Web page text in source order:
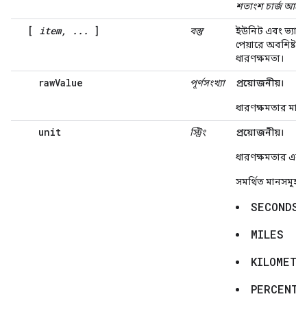
শতাংশ চার্জ আছে।
[ item, ... ] বস্তু
ইউনিট এবং ভ্যালু
পেয়ারে অবশিষ্ট
ধারণক্ষমতা।
rawValue পূর্ণসংখ্যা প্রয়োজনীয়।
ধারণক্ষমতার মান।
unit স্ট্রিং প্রয়োজনীয়।
ধারণক্ষমতার
সমর্থিত মানসমূহ:
SECONDS
MILES